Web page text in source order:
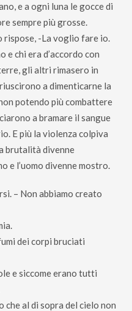
e a ogni luna le gocce di
sempre più grosse.
rispose, -La voglio fare io.
e chi era d’accordo con
gli altri rimasero in
a dimenticarne la
potendo più combattere
a bramare il sangue
E più la violenza colpiva
brutalità divenne
e l’uomo divenne mostro.
– Non abbiamo creato
dei corpi bruciati
e siccome erano tutti
che al di sopra del cielo non